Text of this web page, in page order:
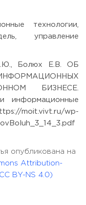
технологии,
управление
Болюх Е.В. ОБ
БИЗНЕСЕ.
информационные
moit.vivt.ru/wp-
опубликована на
Attribution-
BY-NS 4.0)